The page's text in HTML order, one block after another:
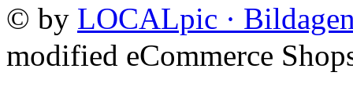
© by LOCALpic ·
modified eCommerce